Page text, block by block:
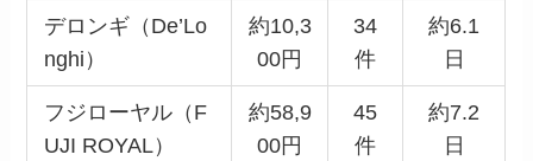
デロンギ（De’Lo
nghi）
約10,3
00円
34
件
約6.1
日
フジローヤル（F
UJI ROYAL）
約58,9
00円
45
件
約7.2
日